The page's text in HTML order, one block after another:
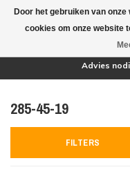
Advies
285-45-19
FILTERS
Door het gebruiken van
cookies om onze website